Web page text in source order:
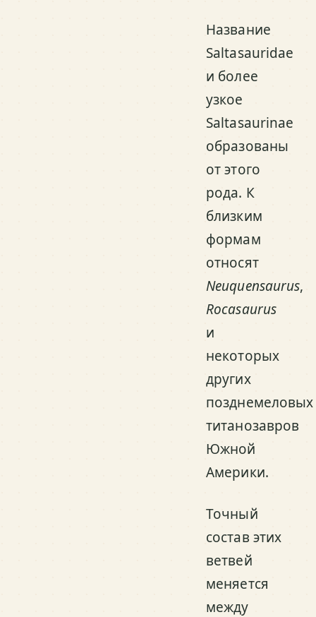
Название
Saltasauridae
и более
узкое
Saltasaurinae
образованы
от этого
рода. К
близким
формам
относят
Neuquensaurus,
Rocasaurus
и
некоторых
других
позднемеловых
титанозавров
Южной
Америки.
Точный
состав этих
ветвей
меняется
между